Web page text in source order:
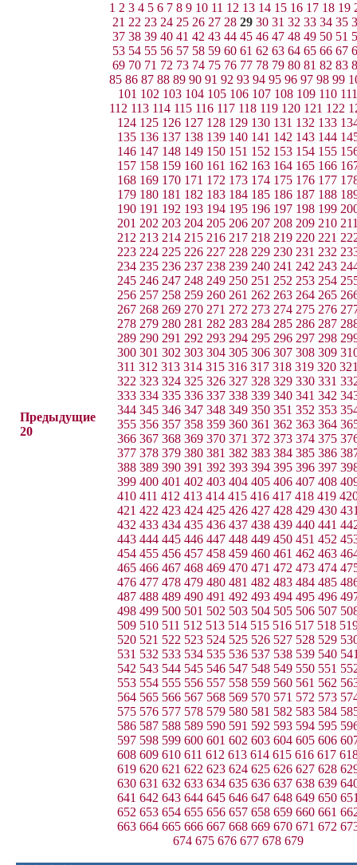
Предыдущие
20
1 2 3 4 5 6 7 8 9 10 11 12 13 14 15 16 17 18 19
21 22 23 24 25 26 27 28 29 30 31 32 33 34 35
37 38 39 40 41 42 43 44 45 46 47 48 49 50 51
53 54 55 56 57 58 59 60 61 62 63 64 65 66 67
69 70 71 72 73 74 75 76 77 78 79 80 81 82 83
85 86 87 88 89 90 91 92 93 94 95 96 97 98 99
101 102 103 104 105 106 107 108 109 110 111
112 113 114 115 116 117 118 119 120 121 122
124 125 126 127 128 129 130 131 132 133
135 136 137 138 139 140 141 142 143 144
146 147 148 149 150 151 152 153 154 155
157 158 159 160 161 162 163 164 165 166
168 169 170 171 172 173 174 175 176 177
179 180 181 182 183 184 185 186 187 188
190 191 192 193 194 195 196 197 198 199
201 202 203 204 205 206 207 208 209 210
212 213 214 215 216 217 218 219 220 221
223 224 225 226 227 228 229 230 231 232
234 235 236 237 238 239 240 241 242 243
245 246 247 248 249 250 251 252 253 254
256 257 258 259 260 261 262 263 264 265
267 268 269 270 271 272 273 274 275 276
278 279 280 281 282 283 284 285 286 287
289 290 291 292 293 294 295 296 297 298
300 301 302 303 304 305 306 307 308 309
311 312 313 314 315 316 317 318 319 320
322 323 324 325 326 327 328 329 330 331
333 334 335 336 337 338 339 340 341 342
344 345 346 347 348 349 350 351 352 353
355 356 357 358 359 360 361 362 363 364
366 367 368 369 370 371 372 373 374 375
377 378 379 380 381 382 383 384 385 386
388 389 390 391 392 393 394 395 396 397
399 400 401 402 403 404 405 406 407 408
410 411 412 413 414 415 416 417 418 419
421 422 423 424 425 426 427 428 429 430
432 433 434 435 436 437 438 439 440 441
443 444 445 446 447 448 449 450 451 452
454 455 456 457 458 459 460 461 462 463
465 466 467 468 469 470 471 472 473 474
476 477 478 479 480 481 482 483 484 485
487 488 489 490 491 492 493 494 495 496
498 499 500 501 502 503 504 505 506 507
509 510 511 512 513 514 515 516 517 518
520 521 522 523 524 525 526 527 528 529
531 532 533 534 535 536 537 538 539 540
542 543 544 545 546 547 548 549 550 551
553 554 555 556 557 558 559 560 561 562
564 565 566 567 568 569 570 571 572 573
575 576 577 578 579 580 581 582 583 584
586 587 588 589 590 591 592 593 594 595
597 598 599 600 601 602 603 604 605 606
608 609 610 611 612 613 614 615 616 617
619 620 621 622 623 624 625 626 627 628
630 631 632 633 634 635 636 637 638 639
641 642 643 644 645 646 647 648 649 650
652 653 654 655 656 657 658 659 660 661
663 664 665 666 667 668 669 670 671 672
674 675 676 677 678 679